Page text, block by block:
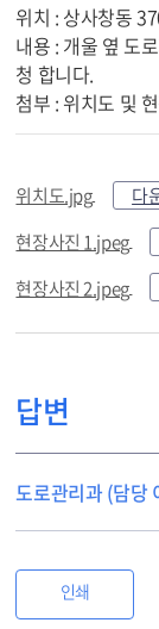
위치 : 상사창동
내용 : 개울 옆 도
청 합니다.
첨부 : 위치도 및
위치도.jpg
다
현장사진 1.jpeg
현장사진 2.jpeg
답변
도로관리과 (담당
인쇄